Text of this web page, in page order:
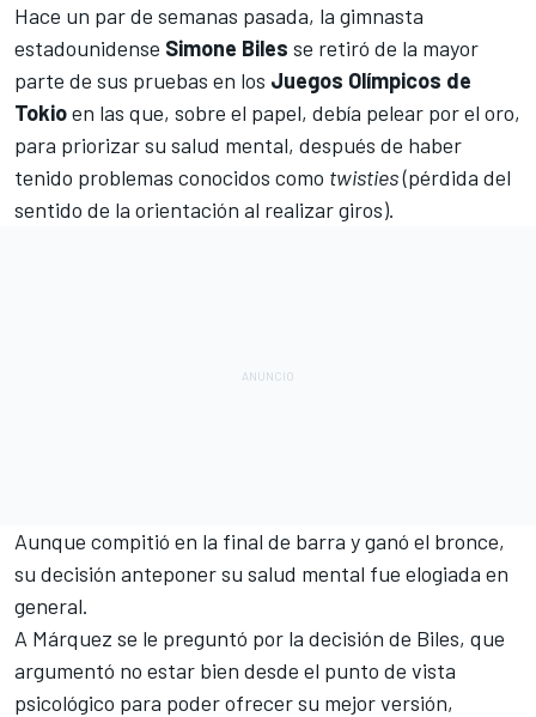
Hace un par de semanas pasada, la gimnasta
estadounidense Simone Biles se retiró de la mayor
parte de sus pruebas en los Juegos Olímpicos de
Tokioen las que, sobre el papel, debía pelear por el oro,
para priorizar su salud mental, después de haber
tenido problemas conocidos como twisties(pérdida del
sentido de la orientación al realizar giros).
Aunque compitió en la final de barra y ganó el bronce,
su decisión anteponer su salud mental fue elogiada en
general.
A Márquez se le preguntó por la decisión de Biles, que
argumentó no estar bien desde el punto de vista
psicológico para poder ofrecer su mejor versión,